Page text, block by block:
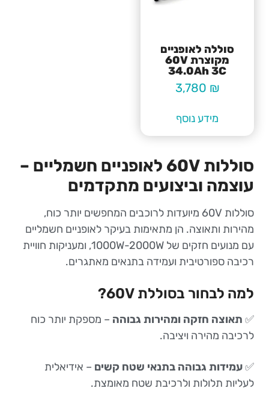
סוללה לאופניים
מקוצרת 60V
34.0Ah 3C
3,780 ₪
מידע נוסף
סוללות 60V לאופניים חשמליים –
עוצמה וביצועים מתקדמים
סוללות 60V מיועדות לרוכבים המחפשים יותר כוח,
מהירות ותאוצה. הן מתאימות בעיקר לאופניים חשמליים
עם מנועים חזקים של 1000W-2000W, ומעניקות חוויית
רכיבה ספורטיבית ועמידה בתנאים מאתגרים.
למה לבחור בסוללת 60V?
✅ תאוצה חזקה ומהירות גבוהה – מספקת יותר כוח
לרכיבה מהירה ויציבה.
✅עמידות גבוהה בתנאי שטח קשים – אידיאלית
לעליות תלולות ולרכיבת שטח מאומצת.